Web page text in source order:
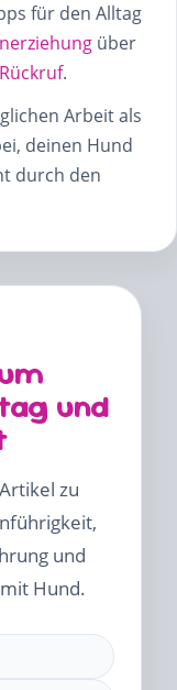
für den Alltag
über
.
Arbeit als
deinen Hund
durch den
und
zu
und
Hund.